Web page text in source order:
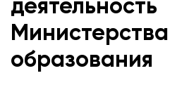
деятельность
Министерства
образования